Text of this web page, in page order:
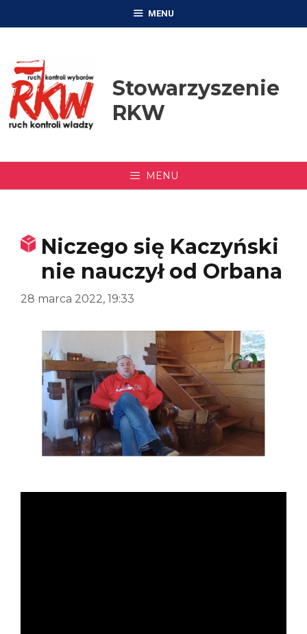
MENU
Stowarzyszenie
RKW
MENU
Niczego się Kaczyński
nie nauczył od Orbana
28 marca 2022, 19:33